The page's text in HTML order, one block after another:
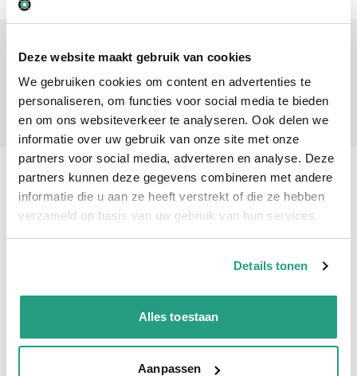
Deze website maakt gebruik van cookies
We gebruiken cookies om content en advertenties te
personaliseren, om functies voor social media te bieden
en om ons websiteverkeer te analyseren. Ook delen we
informatie over uw gebruik van onze site met onze
partners voor social media, adverteren en analyse. Deze
partners kunnen deze gegevens combineren met andere
informatie die u aan ze heeft verstrekt of die ze hebben
verzameld op basis van uw gebruik van hun services.
Details tonen
Alles toestaan
Aanpassen
75 x 91mm
€ 159,60
Aantal voor UPE chemie zuig-/persslang 529AA 16 bar 75 x 91mm
+
-
SB01501230
100 x 116mm
€ 309,83
Professioneel advies
15.000 producten uit voorraad
Hoge klantbeoordelingen: 9/10